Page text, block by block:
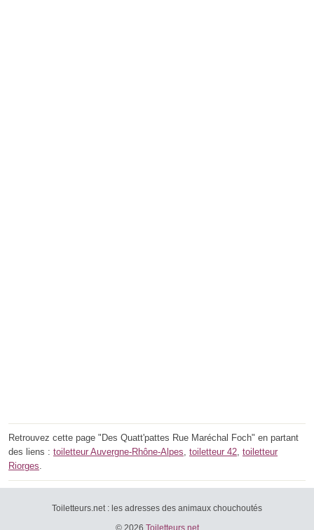
Retrouvez cette page "Des Quatt'pattes Rue Maréchal Foch" en partant
des liens : toiletteur Auvergne-Rhône-Alpes, toiletteur 42, toiletteur
Riorges.
Toiletteurs.net : les adresses des animaux chouchoutés
© 2026 Toiletteurs.net